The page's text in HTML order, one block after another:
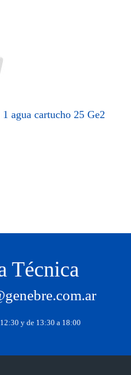
agua cartucho 25 Ge2
Técnica
y de 13:30 a 18:00